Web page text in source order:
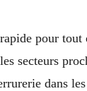
pour tout
secteurs
dans